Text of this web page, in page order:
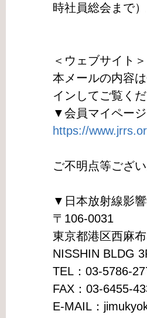
時社員総会まで）
＜ウェブサイト＞
本メールの内容
インしてご覧く
▼会員マイページ
https://
ご不明点等ござ
▼日本放射線影
〒106-0031
東京都港区西麻
NISSHIN BLDG
TEL：03-5786-
FAX：03-6455-
E-MAIL：